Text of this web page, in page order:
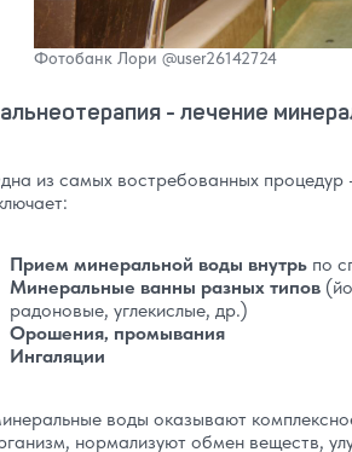
Фотобанк Лори @user26142724
- лечение
из самых востребованных
Прием минеральной воды внутрь по
Минеральные ванны разных типов
радоновые, углекислые, др.)
Орошения, промывания
Ингаляции
воды оказывают
нормализуют обмен веществ,